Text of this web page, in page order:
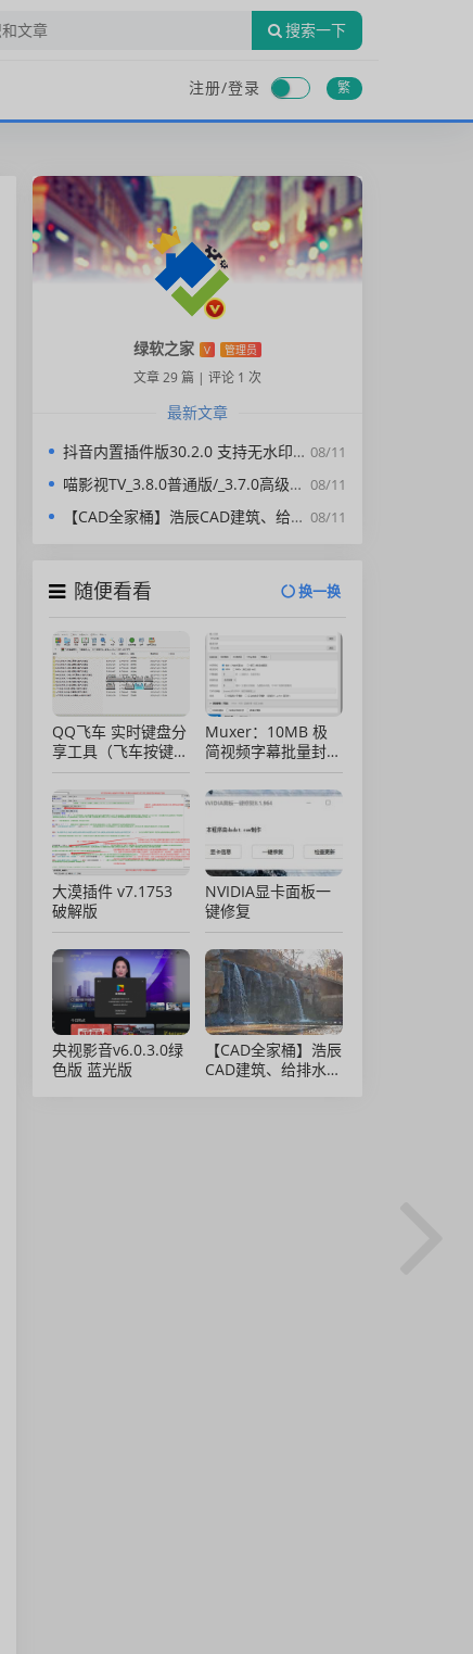
搜索一下
注册/登录 繁
绿软之家 V 管理员
文章 29 篇 | 评论 1 次
最新文章
08/11
抖音内置插件版30.2.0 支持无水印下载视频，去广告，精简界面
08/11
喵影视TV_3.8.0普通版/_3.7.0高级版/4.X低版本完美适配/内置源/4K超清
08/11
【CAD全家桶】浩辰CAD建筑、给排水、暖通、电气、电力软件 安装包中文版，亲测可用！
随便看看 换一换
QQ飞车 实时键盘分
享工具（飞车按键显
示）直播专用版
Muxer：10MB 极
简视频字幕批量封装
工具 (单文件/绿色
版)
大漠插件 v7.1753
破解版
NVIDIA显卡面板一
键修复
央视影音v6.0.3.0绿
色版 蓝光版
【CAD全家桶】浩辰
CAD建筑、给排水、